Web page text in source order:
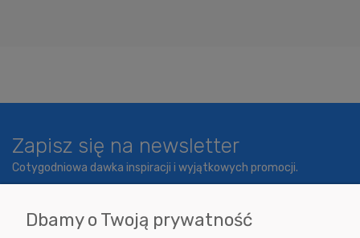
Zapisz się na newsletter
Cotygodniowa dawka inspiracji i wyjątkowych promocji.
Dbamy o Twoją prywatność